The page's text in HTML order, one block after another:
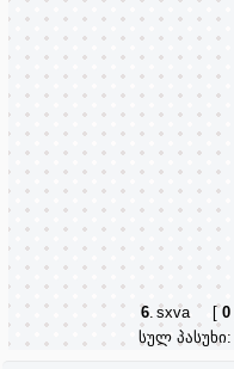
6. sxva [0
სულ პასუხი: